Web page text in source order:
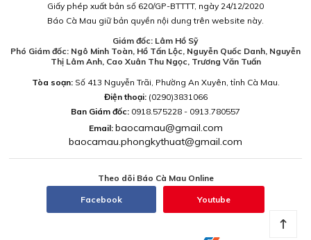
Giấy phép xuất bản số 620/GP-BTTTT, ngày 24/12/2020
Báo Cà Mau giữ bản quyền nội dung trên website này.
Giám đốc: Lâm Hồ Sỹ
Phó Giám đốc: Ngô Minh Toàn, Hồ Tấn Lộc, Nguyễn Quốc Danh, Nguyễn
Thị Lâm Anh, Cao Xuân Thu Ngọc, Trương Văn Tuấn
Tòa soạn:Số 413 Nguyễn Trãi, Phường An Xuyên, tỉnh Cà Mau.
Điện thoại: (0290)3831066
Ban Giám đốc: 0918.575228 - 0913.780557
Email: baocamau@gmail.com
baocamau.phongkythuat@gmail.com
Theo dõi Báo Cà Mau Online
Facebook Youtube